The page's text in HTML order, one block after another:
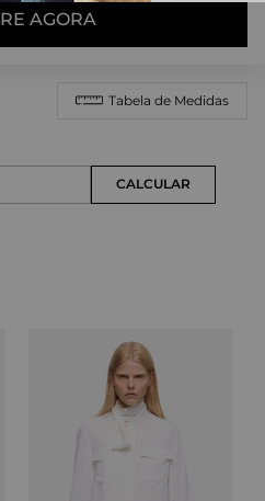
AGORA
Tabela de Medidas